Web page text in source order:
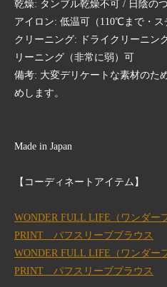
乾燥: タンブル乾燥不可 / 日陰の
アイロン: 低温可（110℃まで・ス
クリーニング: ドライクリーニン
リーニング（非常に弱）可
備考: 大変デリケートな素材のた
めします。
Made in Japan
【コーディネートアイテム】
WONDER FULL LIFE（ワンダー
PRINT パフスリーブブラウス
WONDER FULL LIFE（ワンダー
PRINT パフスリーブブラウス